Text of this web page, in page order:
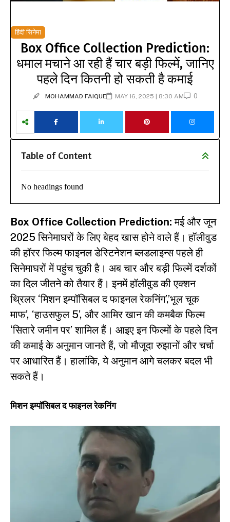
हिंदी सिनेमा
Box Office Collection Prediction:
धमाल मचाने आ रही हैं चार बड़ी फिल्में, जानिए
पहले दिन कितनी हो सकती है कमाई
MOHAMMAD FAIQUE MAY 16, 2025 | 8:30 AM 0
Table of Content
No headings found
Box Office Collection Prediction: मई और जून
2025 सिनेमाघरों के लिए बेहद खास होने वाले हैं। हॉलीवुड
की हॉरर फिल्म फाइनल डेस्टिनेशन ब्लडलाइन्स पहले ही
सिनेमाघरों में पहुंच चुकी है। अब चार और बड़ी फिल्में दर्शकों
का दिल जीतने को तैयार हैं। इनमें हॉलीवुड की एक्शन
थ्रिलर ‘मिशन इम्पॉसिबल द फाइनल रेकनिंग’,’भूल चूक
माफ’, ‘हाउसफुल 5’, और आमिर खान की कमबैक फिल्म
‘सितारे जमीन पर’ शामिल हैं। आइए इन फिल्मों के पहले दिन
की कमाई के अनुमान जानते हैं, जो मौजूदा रुझानों और चर्चा
पर आधारित हैं। हालांकि, ये अनुमान आगे चलकर बदल भी
सकते हैं।
मिशन इम्पॉसिबल द फाइनल रेकनिंग